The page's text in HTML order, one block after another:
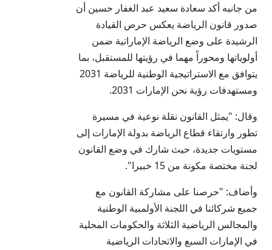
من جانبه أكد سعادة سعيد عبد الغفار حسين أن
صدور قانون الرياضة يعكس حرص القيادة
الرشيدة على وضع الرياضة الإماراتية ضمن
أولوياتها ومحوراً مهما في رؤيتها للمستقبل، بما
يتوافق مع الاستراتيجية الوطنية للرياضة 2031
ومستهدفات رؤية نحن الإمارات 2031.
وقال: "يمثل القانون نقلة نوعية في مسيرة
تطور وارتقاء قطاع الرياضة بدولة الإمارات إلى
مستويات جديدة، حيث شارك في وضع القانون
لجنة مختصة مكونة من 15 خبيرا".
وأضاف: "حرصنا على مشاركة القانون مع
جميع شركائنا في اللجنة الأولمبية الوطنية
والمجالس الرياضية الثلاثة والحكومات المحلية
في الإمارات السبع والاتحادات الرياضية